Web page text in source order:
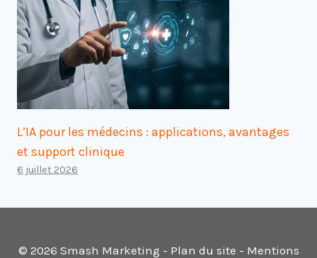
L’IA pour les médecins : applications, avantages
et support clinique
6 juillet 2026
© 2026 Smash Marketing - Plan du site - Mentions